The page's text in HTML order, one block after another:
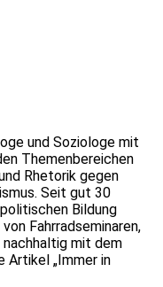
und Soziologe mit
Themenbereichen
Rhetorik gegen
Seit gut 30
Bildung
Fahrradseminaren,
mit dem
Artikel „Immer in